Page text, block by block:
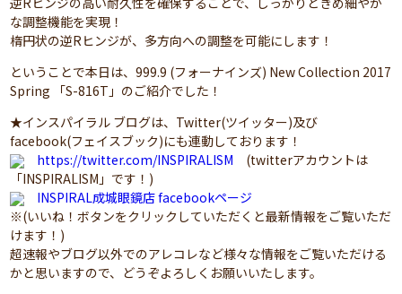
な調整機能を実現！
楕円状の逆Rヒンジが、多方向への調整を可能にします！
ということで本日は、999.9 (フォーナインズ) New Collection 2017
Spring 「S-816T」のご紹介でした！
★インスパイラル ブログは、Twitter(ツイッター)及び
facebook(フェイスブック)にも連動しております！
https://twitter.com/INSPIRALISM (twitterアカウントは
「INSPIRALISM」です！)
INSPIRAL成城眼鏡店 facebookページ
※(いいね！ボタンをクリックしていただくと最新情報をご覧いただ
けます！)
超速報やブログ以外でのアレコレなど様々な情報をご覧いただける
かと思いますので、どうぞよろしくお願いいたします。